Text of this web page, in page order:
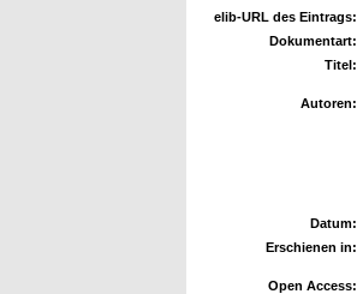
elib-URL des Eintrags:
Dokumentart:
Titel:
Autoren:
Datum:
Erschienen in:
Open Access: